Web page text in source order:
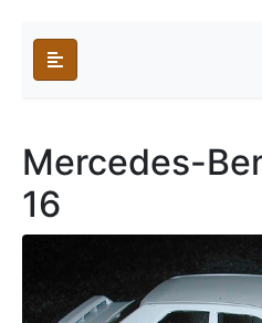
Mercedes-
16